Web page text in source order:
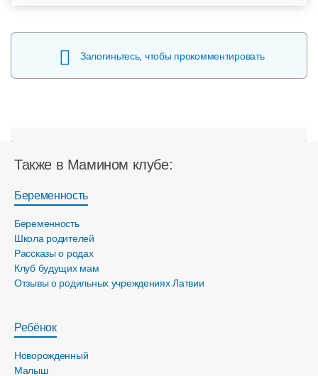
Залогиньтесь, чтобы прокомментировать
Также в Мамином клубе:
Беременность
Беременность
Школа родителей
Рассказы о родах
Клуб будущих мам
Отзывы о родильных учреждениях Латвии
Ребёнок
Новорожденный
Малыш